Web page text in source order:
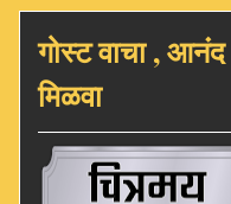
गोस्ट वाचा , आनंद
मिळवा